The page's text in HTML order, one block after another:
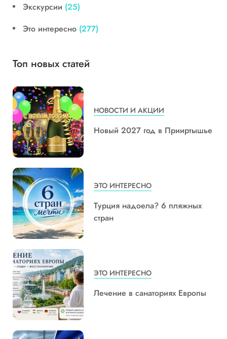
Экскурсии (25)
Это интересно (277)
Топ новых статей
НОВОСТИ И АКЦИИ
Новый 2027 год в Прииртышье
ЭТО ИНТЕРЕСНО
Турция надоела? 6 пляжных
стран
ЭТО ИНТЕРЕСНО
Лечение в санаториях Европы